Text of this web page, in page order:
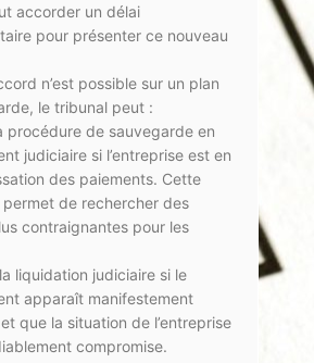
accorder un délai
pour présenter ce nouveau
n’est possible sur un plan
le tribunal peut :
procédure de sauvegarde en
judiciaire si l’entreprise est en
des paiements. Cette
de rechercher des
contraignantes pour les
liquidation judiciaire si le
apparaît manifestement
que la situation de l’entreprise
compromise.